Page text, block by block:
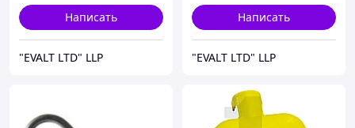
Написать
"EVALT LTD" LLP
Написать
"EVALT LTD" LLP